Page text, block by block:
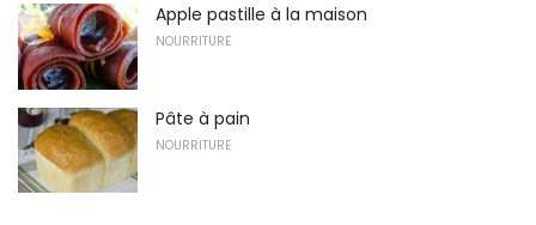
Apple pastille à la maison
NOURRITURE
Pâte à pain
NOURRITURE